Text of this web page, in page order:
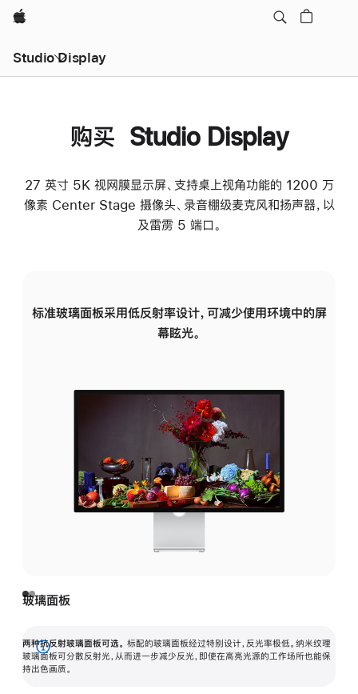
Apple
Studio Display
购买 Studio Display
27 英寸 5K 视网膜显示屏、支持桌上视角功能的 1200 万
像素 Center Stage 摄像头、录音棚级麦克风和扬声器，以
及雷雳 5 端口。
标准玻璃面板采用低反射率设计，可减少使用环境中的屏
幕眩光。
玻璃面板
两种抗反射玻璃面板可选。 标配的玻璃面板经过特别设计，反光率极低。纳米纹理
玻璃面板可分散反射光，从而进一步减少反光，即使在高亮光源的工作场所也能保
持出色画质。
展
开